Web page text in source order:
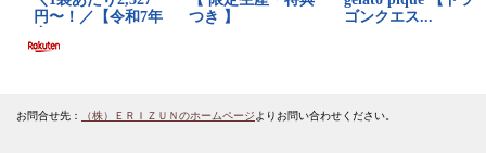
お問合せ先： （株）ＥＲＩＺＵＮのホームページよりお問い合わせください。